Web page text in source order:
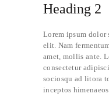
Heading 2
Lorem ipsum dolor
elit. Nam
amet, mollis ante.
consectetur
sociosqu ad litora
inceptos himenaeos.